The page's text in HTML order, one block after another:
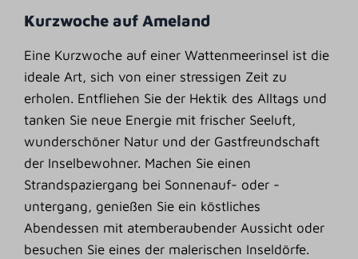
Kurzwoche auf Ameland
Eine Kurzwoche auf einer Wattenmeerinsel ist die
ideale Art, sich von einer stressigen Zeit zu
erholen. Entfliehen Sie der Hektik des Alltags und
tanken Sie neue Energie mit frischer Seeluft,
wunderschöner Natur und der Gastfreundschaft
der Inselbewohner. Machen Sie einen
Strandspaziergang bei Sonnenauf- oder -
untergang, genießen Sie ein köstliches
Abendessen mit atemberaubender Aussicht oder
besuchen Sie eines der malerischen Inseldörfe.